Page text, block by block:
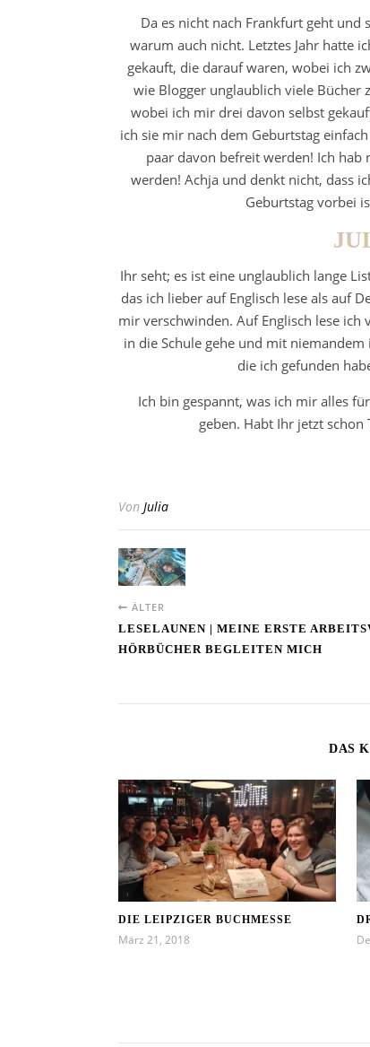
Da es nicht nach Frankfurt geht und
warum auch nicht. Letztes Jahr hatte
gekauft, die darauf waren, wobei ich
wie Blogger unglaublich viele Bücher
wobei ich mir drei davon selbst
ich sie mir nach dem Geburtstag
paar davon befreit werden! Ich hab
werden! Achja und denkt nicht, dass
Geburtstag vorbei
Ihr seht; es ist eine unglaublich lange
das ich lieber auf Englisch lese als auf
mir verschwinden. Auf Englisch lese
in die Schule gehe und mit
die ich gefunden
Ich bin gespannt, was ich mir alles
geben. Habt Ihr jetzt
Von Julia
ÄLTER
LESELAUNEN | MEINE ERSTE
HÖRBÜCHER BEGLEITEN MICH
DAS
DIE LEIPZIGER BUCHMESSE
März 21, 2018